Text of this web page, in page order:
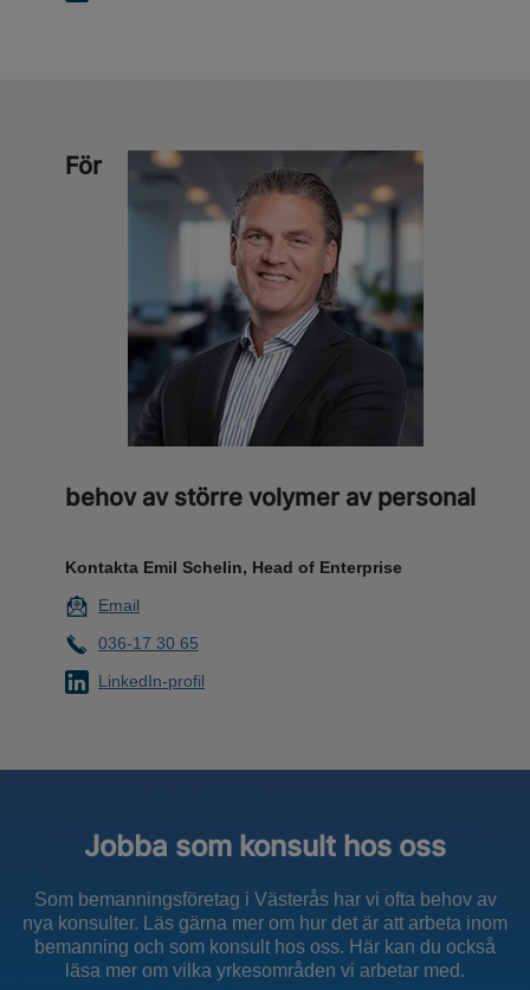
För
behov av större volymer av personal
Kontakta Emil Schelin, Head of Enterprise
Email
036-17 30 65
LinkedIn-profil
Jobba som konsult hos oss
Som bemanningsföretag i Västerås har vi ofta behov av
nya konsulter. Läs gärna mer om hur det är att arbeta inom
bemanning och som konsult hos oss. Här kan du också
läsa mer om vilka yrkesområden vi arbetar med.